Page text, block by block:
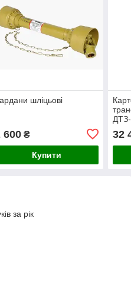
шліцьові
600₴
Купити
32
за рік